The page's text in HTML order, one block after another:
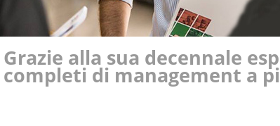
Grazie alla sua decennale
completi di management a